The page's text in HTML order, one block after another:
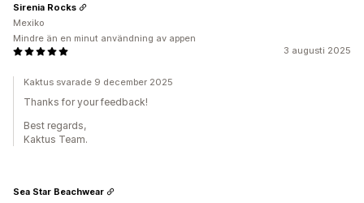
3 augusti 2025
Sirenia Rocks
Mexiko
Mindre än en minut användning av appen
Kaktus svarade 9 december 2025
Thanks for your feedback!
Best regards,
Kaktus Team.
Sea Star Beachwear